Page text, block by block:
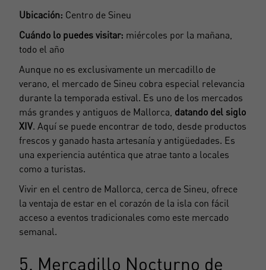
Ubicación: Centro de Sineu
Cuándo lo puedes visitar: miércoles por la mañana,
todo el año
Aunque no es exclusivamente un mercadillo de
verano, el mercado de Sineu cobra especial relevancia
durante la temporada estival. Es uno de los mercados
más grandes y antiguos de Mallorca, datando del siglo
XIV. Aquí se puede encontrar de todo, desde productos
frescos y ganado hasta artesanía y antigüedades. Es
una experiencia auténtica que atrae tanto a locales
como a turistas.
Vivir en el centro de Mallorca, cerca de Sineu, ofrece
la ventaja de estar en el corazón de la isla con fácil
acceso a eventos tradicionales como este mercado
semanal.
5. Mercadillo Nocturno de